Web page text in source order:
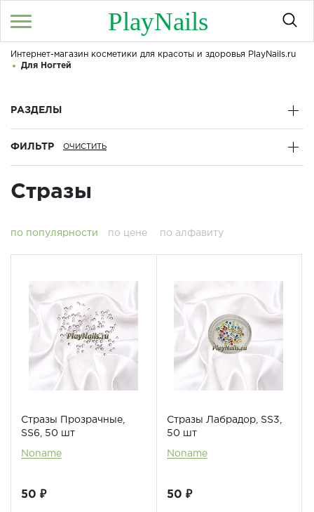
PlayNails
Войти /
КАТАЛОГ
О МАГАЗИНЕ
БРЕНДЫ
Здравствуйте! Что вы ищете?
Интернет-магазин косметики для красоты и здоровья PlayNails.ru
Для Ногтей
РАЗДЕЛЫ
ФИЛЬТР
Стразы
по популярности по цене по алфавиту
Стразы Прозрачные,
SS6, 50 шт
Noname
50 ₽
Стразы Лабрадор, SS3,
50 шт
Noname
50 ₽